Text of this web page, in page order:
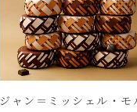
ジャン＝ミッシェル・モ